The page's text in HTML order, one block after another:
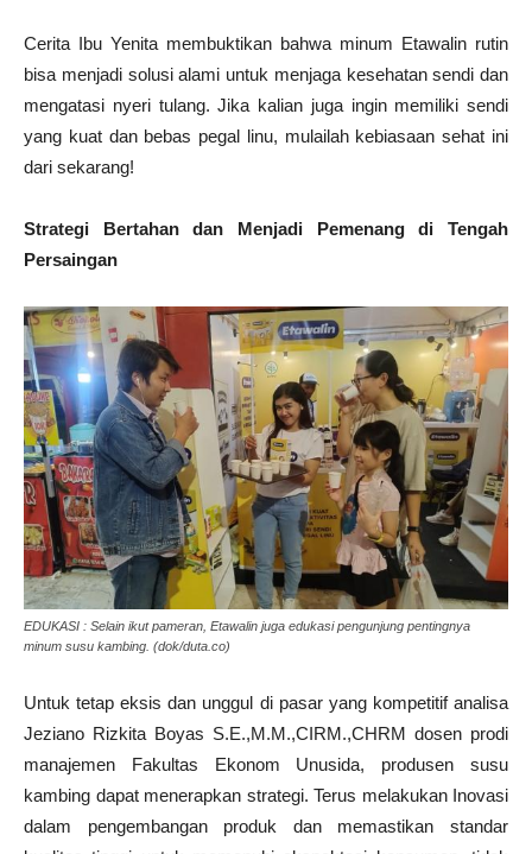
Cerita Ibu Yenita membuktikan bahwa minum Etawalin rutin
bisa menjadi solusi alami untuk menjaga kesehatan sendi dan
mengatasi nyeri tulang. Jika kalian juga ingin memiliki sendi
yang kuat dan bebas pegal linu, mulailah kebiasaan sehat ini
dari sekarang!
Strategi Bertahan dan Menjadi Pemenang di Tengah
Persaingan
EDUKASI : Selain ikut pameran, Etawalin juga edukasi pengunjung pentingnya
minum susu kambing. (dok/duta.co)
Untuk tetap eksis dan unggul di pasar yang kompetitif analisa
Jeziano Rizkita Boyas S.E.,M.M.,CIRM.,CHRM dosen prodi
manajemen Fakultas Ekonom Unusida, produsen susu
kambing dapat menerapkan strategi. Terus melakukan Inovasi
dalam pengembangan produk dan memastikan standar